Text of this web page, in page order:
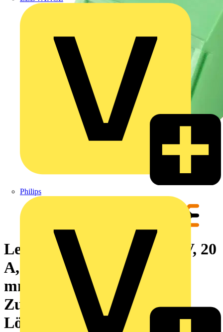
Philips
Leiterplattenklemme, 400 V, 20
A, Raster in mm: 5.00, 2.5
mm², Polzahl: 3,
Zugbügelanschluss, THT-
Lötanschluss, 135°, Box